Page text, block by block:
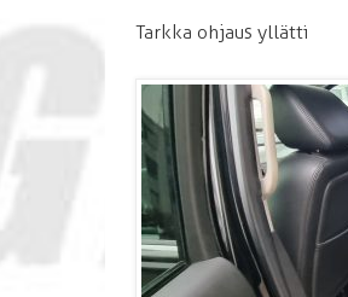
Tarkka ohjaus yllätti